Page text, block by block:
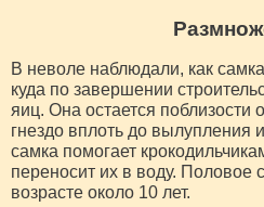
В неволе наблюдали, как
куда по завершении
яиц. Она остается поблизости
гнездо вплоть до
самка помогает
переносит их в воду. Половое
возрасте около 10 лет.